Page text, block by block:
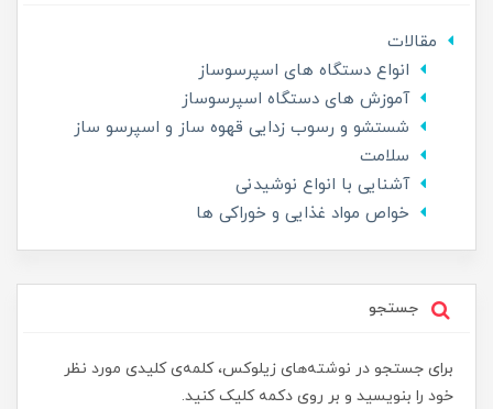
مقالات
انواع دستگاه های اسپرسوساز
آموزش های دستگاه اسپرسوساز
شستشو و رسوب زدایی قهوه ساز و اسپرسو ساز
سلامت
آشنایی با انواع نوشیدنی
خواص مواد غذایی و خوراکی ها
جستجو
برای جستجو در نوشته‌های زیلوکس، کلمه‌ی کلیدی مورد نظر
خود را بنویسید و بر روی دکمه کلیک کنید.